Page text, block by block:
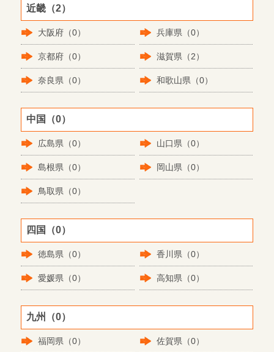
近畿（2）
大阪府（0） 兵庫県（0）
京都府（0） 滋賀県（2）
奈良県（0） 和歌山県（0）
中国（0）
広島県（0） 山口県（0）
島根県（0） 岡山県（0）
鳥取県（0）
四国（0）
徳島県（0） 香川県（0）
愛媛県（0） 高知県（0）
九州（0）
福岡県（0） 佐賀県（0）